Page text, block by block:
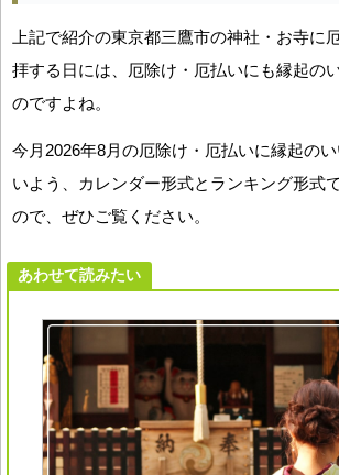
上記で紹介の東京都三鷹市の神社・お寺に
拝する日には、厄除け・厄払いにも縁起の
のですよね。
今月2026年8月の厄除け・厄払いに縁起の
いよう、カレンダー形式とランキング形式
ので、ぜひご覧ください。
あわせて読みたい